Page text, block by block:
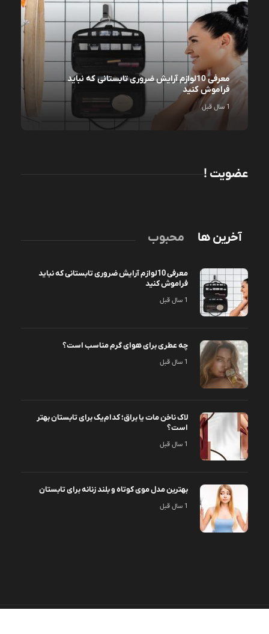
معرفی 10لوازم آرایش ضروری تابستانی که نباید
فراموش کنید
1 سال قبل
عضویت !
آخرین ها محبوب
معرفی 10لوازم آرایش ضروری تابستانی که نباید
فراموش کنید
1 سال قبل
چه عطری برای هوای گرم مناسب است؟
1 سال قبل
لاک ناخن مات یا براق؛ کدام‌یک برای تابستان بهتر
است؟
1 سال قبل
بهترین مدل موی کوتاه و بلند زنانه برای تابستان
1 سال قبل